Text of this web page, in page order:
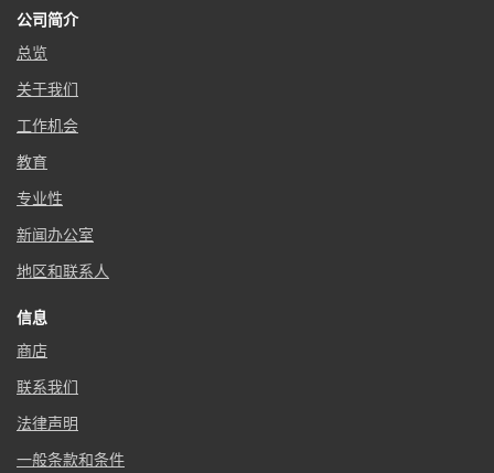
公司简介
总览
关于我们
工作机会
教育
专业性
新闻办公室
地区和联系人
信息
商店
联系我们
法律声明
一般条款和条件